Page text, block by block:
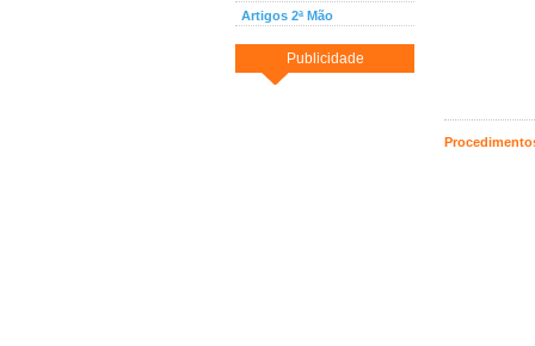
Artigos 2ª Mão
Publicidade